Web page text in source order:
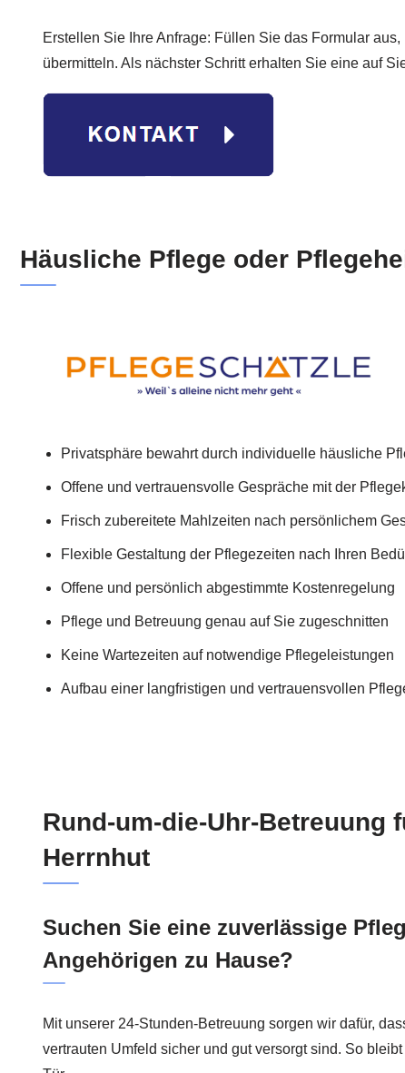
Erstellen Sie Ihre Anfrage: Füllen Sie das Formular aus,
übermitteln. Als nächster Schritt erhalten Sie eine auf
Häusliche Pflege oder
Privatsphäre bewahrt durch individuelle häusliche
Offene und vertrauensvolle Gespräche mit der
Frisch zubereitete Mahlzeiten nach persönlichem
Flexible Gestaltung der Pflegezeiten nach Ihren
Offene und persönlich abgestimmte Kostenregelung
Pflege und Betreuung genau auf Sie zugeschnitten
Keine Wartezeiten auf notwendige Pflegeleistungen
Aufbau einer langfristigen und vertrauensvollen
Rund-um-die-Uhr-Betreuung
Herrnhut
Suchen Sie eine zuverlässige
Angehörigen zu Hause?
Mit unserer 24-Stunden-Betreuung sorgen wir dafür,
vertrauten Umfeld sicher und gut versorgt sind. So